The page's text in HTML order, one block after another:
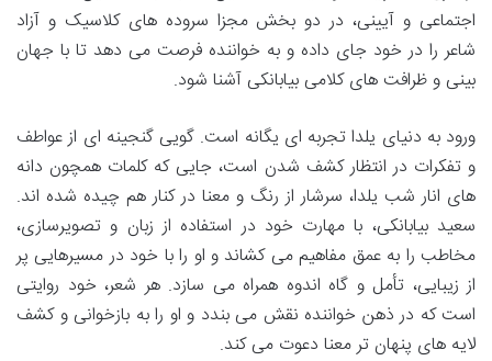
اجتماعی و آیینی، در دو بخش مجزا سروده های کلاسیک و آزاد
شاعر را در خود جای داده و به خواننده فرصت می دهد تا با جهان
بینی و ظرافت های کلامی بیابانکی آشنا شود.
ورود به دنیای یلدا تجربه ای یگانه است. گویی گنجینه ای از عواطف
و تفکرات در انتظار کشف شدن است، جایی که کلمات همچون دانه
های انار شب یلدا، سرشار از رنگ و معنا در کنار هم چیده شده اند.
سعید بیابانکی، با مهارت خود در استفاده از زبان و تصویرسازی،
مخاطب را به عمق مفاهیم می کشاند و او را با خود در مسیرهایی پر
از زیبایی، تأمل و گاه اندوه همراه می سازد. هر شعر، خود روایتی
است که در ذهن خواننده نقش می بندد و او را به بازخوانی و کشف
لایه های پنهان تر معنا دعوت می کند.